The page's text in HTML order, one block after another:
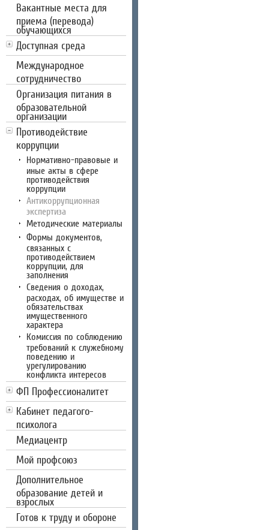
Вакантные места для
приема (перевода)
обучающихся
Доступная среда
Международное
сотрудничество
Организация питания в
образовательной
организации
Противодействие
коррупции
Нормативно-правовые и
иные акты в сфере
противодействия
коррупции
Антикоррупционная
экспертиза
Методические материалы
Формы документов,
связанных с
противодействием
коррупции, для
заполнения
Сведения о доходах,
расходах, об имуществе и
обязательствах
имущественного
характера
Комиссия по соблюдению
требований к служебному
поведению и
урегулированию
конфликта интересов
ФП Профессионалитет
Кабинет педагого-
психолога
Медиацентр
Мой профсоюз
Дополнительное
образование детей и
взрослых
Готов к труду и обороне